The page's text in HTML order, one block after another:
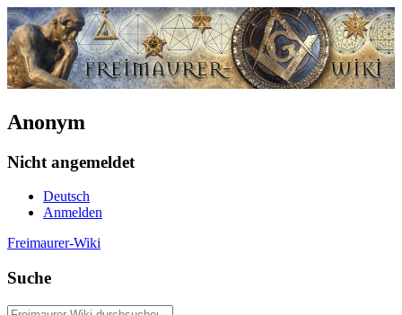
Anonym
Nicht angemeldet
Deutsch
Anmelden
Freimaurer-Wiki
Suche